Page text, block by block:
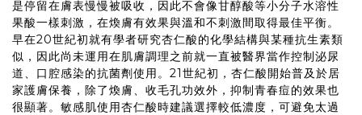
是停留在膚表慢慢被吸收，因此不會像甘醇酸等小分子水溶性
果酸一樣刺激，在煥膚有效果與溫和不刺激間取得最佳平衡。
早在20世紀初就有學者研究杏仁酸的化學結構與某種抗生素類
似，因此尚未運用在肌膚調理之前就一直被醫界當作控制泌尿
道、口腔感染的抗菌劑使用。21世紀初，杏仁酸開始普及於居
家護膚保養，除了煥膚、收毛孔功效外，抑制青春痘的效果也
很顯著。敏感肌使用杏仁酸時建議選擇較低濃度，可避免太過